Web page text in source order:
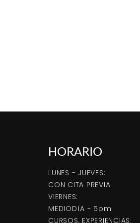
HORARIO
LUNES - JUEVES:
CON CITA PREVIA
VIERNES:
MEDIODíA - 5pm
CURSOS, EXPERIENCIAS: